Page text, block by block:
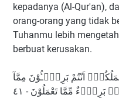
kepadanya (Al-Qur'an),
orang-orang yang tidak
Tuhanmu lebih
berbuat kerusakan.
اَنْتُمْ بَرِيْۤـُٔوْنَ مِمَّآ
بَرِيْۤءٌ مِّمَّا تَعْمَلُوْنَ - ٤١